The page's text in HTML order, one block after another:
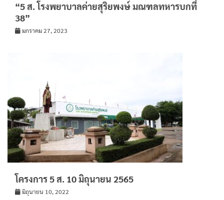
“5 ส. โรงพยาบาลค่ายสุริยพงษ์ มณฑลทหารบกที่
38”
มกราคม 27, 2023
โครงการ 5 ส. 10 มิถุนายน 2565
มิถุนายน 10, 2022